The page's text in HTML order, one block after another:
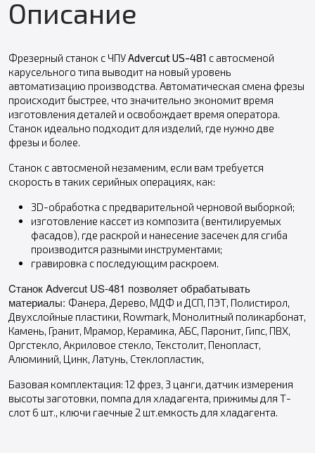
Описание
Фрезерный станок с ЧПУAdvercut US-481 с автосменой
карусельного типа выводит на новый уровень
автоматизацию производства. Автоматическая смена фрезы
происходит быстрее, что значительно экономит время
изготовления деталей и освобождает время оператора.
Станок идеально подходит для изделий, где нужно две
фрезы и более.
Cтанок с автосменой незаменим, если вам требуется
скорость в таких серийных операциях, как:
3D-обработка с предварительной черновой выборкой;
изготовление кассет из композита (вентилируемых
фасадов), где раскрой и нанесение засечек для сгиба
производится разными инструментами;
гравировка с последующим раскроем.
CтанокAdvercut US-481 позволяет обрабатывать
материалы: Фанера, Дерево, МДФ и ДСП, ПЭТ, Полистирол,
Двухслойные пластики, Rowmark, Монолитный поликарбонат,
Камень, Гранит, Мрамор, Керамика, АБС, Паронит, Гипс, ПВХ,
Оргстекло, Акриловое стекло, Текстолит, Пенопласт,
Алюминий, Цинк, Латунь, Стеклопластик,
Базовая комплектация: 12 фрез, 3 цанги, датчик измерения
высоты заготовки, помпа для хладагента, прижимы для Т-
слот 6 шт., ключи гаечные 2 шт.емкость для хладагента.